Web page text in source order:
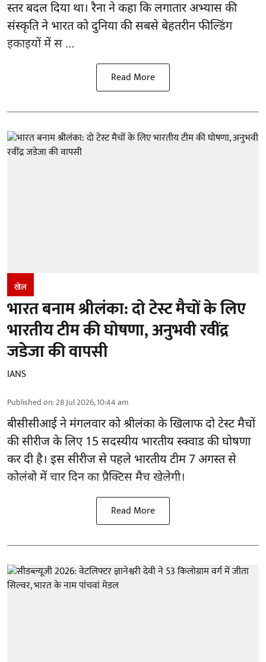
स्तर बदल दिया था। रैना ने कहा कि लगातार अभ्यास की
संस्कृति ने भारत को दुनिया की सबसे बेहतरीन फील्डिंग
इकाइयों में स ...
Read More
खेल
भारत बनाम श्रीलंका: दो टेस्ट मैचों के लिए
भारतीय टीम की घोषणा, अनुभवी रवींद्र
जडेजा की वापसी
IANS
Published on:28 Jul 2026, 10:44 am
बीसीसीआईने मंगलवार को श्रीलंका के खिलाफ दो टेस्ट मैचों
की सीरीज के लिए 15 सदस्यीय भारतीय स्क्वाड की घोषणा
कर दी है। इस सीरीज से पहले भारतीय टीम 7 अगस्त से
कोलंबो में चार दिन का प्रैक्टिस मैच खेलेगी।
Read More